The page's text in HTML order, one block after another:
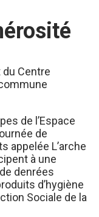
Centre
de l’Espace
de
appelée L’arche
à une
denrées
d’hygiène
Sociale de la